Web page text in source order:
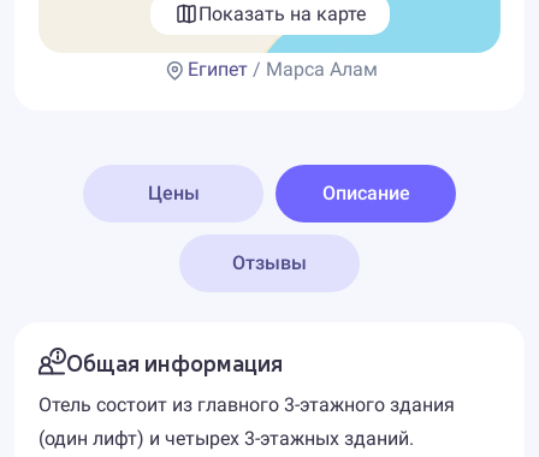
Показать на карте
Египет/ Марса Алам
Цены Описание
Отзывы
Общая информация
Отель состоит из главного 3-этажного здания
(один лифт) и четырех 3-этажных зданий.